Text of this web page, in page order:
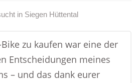
in Siegen Hüttental
Bike zu kaufen war eine der
Entscheidungen meines
– und das dank eurer